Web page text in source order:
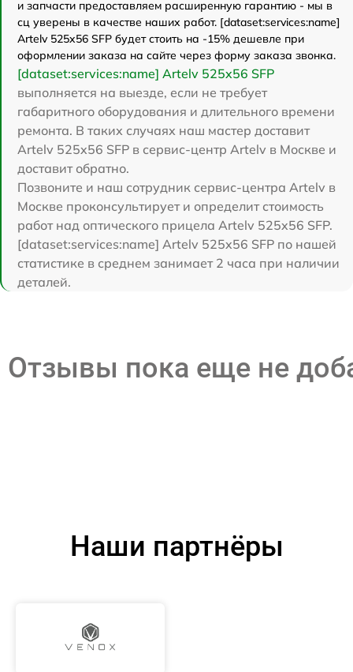
и запчасти предоставляем расширенную гарантию - мы в
сц уверены в качестве наших работ. [dataset:services:name]
Artelv 525x56 SFP будет стоить на -15% дешевле при
оформлении заказа на сайте через форму заказа звонка.
[dataset:services:name] Artelv 525x56 SFP
выполняется на выезде, если не требует
габаритного оборудования и длительного времени
ремонта. В таких случаях наш мастер доставит
Artelv 525x56 SFP в сервис-центр Artelv в Москве и
доставит обратно.
Позвоните и наш сотрудник сервис-центра Artelv в
Москве проконсультирует и определит стоимость
работ над оптического прицела Artelv 525x56 SFP.
[dataset:services:name] Artelv 525x56 SFP по нашей
статистике в среднем занимает 2 часа при наличии
деталей.
Отзывы пока еще не
Наши партнёры